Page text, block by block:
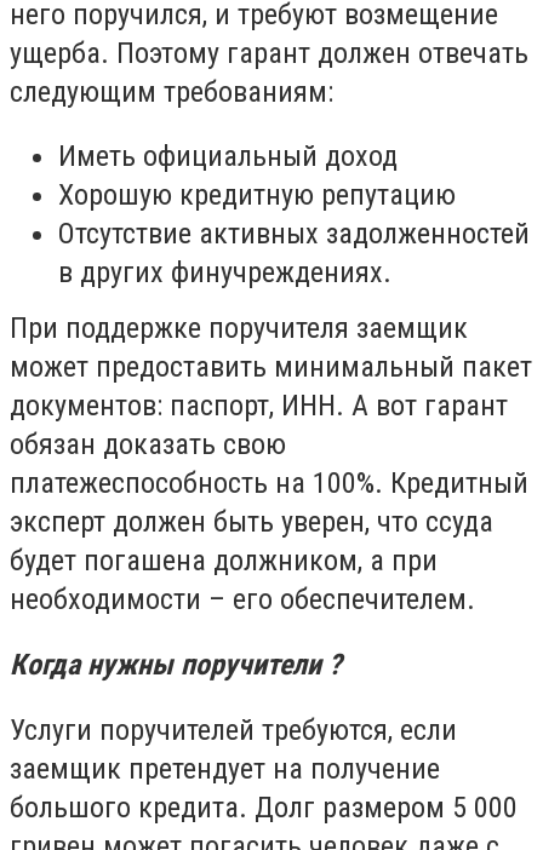
него поручился, и требуют возмещение
ущерба. Поэтому гарант должен отвечать
следующим требованиям:
Иметь официальный доход
Хорошую кредитную репутацию
Отсутствие активных задолженностей
в других финучреждениях.
При поддержке поручителя заемщик
может предоставить минимальный пакет
документов: паспорт, ИНН. А вот гарант
обязан доказать свою
платежеспособность на 100%. Кредитный
эксперт должен быть уверен, что ссуда
будет погашена должником, а при
необходимости – его обеспечителем.
Когда нужны поручители ?
Услуги поручителей требуются, если
заемщик претендует на получение
большого кредита. Долг размером 5 000